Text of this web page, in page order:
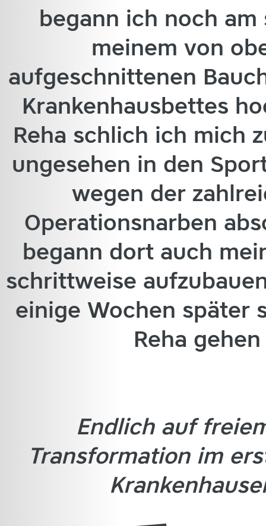
begann ich noch
meinem von
aufgeschnittenen
Krankenhausbettes
Reha schlich ich mich
ungesehen in den
wegen der
Operationsnarben
begann dort auch
schrittweise
einige Wochen später
Reha
Endlich auf
Transformation im